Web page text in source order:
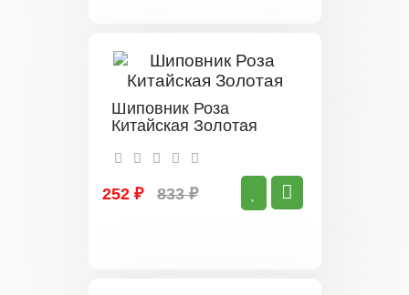
Шиповник Роза
Китайская Золотая
252 ₽ 833 ₽